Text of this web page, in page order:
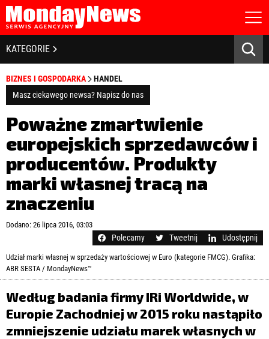
STRONA GŁÓWNA
O NAS
POLITYKA PRYWATNOŚCI
REGULAMIN
LICENCJA
REJESTRACJA
KONTAKT
Zapamiętaj mnie
zaloguj się
KATEGORIE
BIZNES I GOSPODARKA
BANKOWOŚĆ I FINANSE
NOWE TECHNOLOGIE
SPOŁECZEŃSTWO
EDUKACJA
MEDIA
LIFESTYLE
OPINIE I KOMENTARZE
BIZNES I GOSPODARKA
HANDEL
Masz ciekawego newsa? Napisz do nas
Poważne zmartwienie
europejskich sprzedawców i
producentów. Produkty
marki własnej tracą na
znaczeniu
Dodano: 26 lipca 2016, 03:03
Polecamy Tweetnij Udostępnij
Udział marki własnej w sprzedaży wartościowej w Euro (kategorie FMCG). Grafika:
ABR SESTA / MondayNews™
Według badania firmy IRi Worldwide, w
Europie Zachodniej w 2015 roku nastąpiło
zmniejszenie udziału marek własnych w